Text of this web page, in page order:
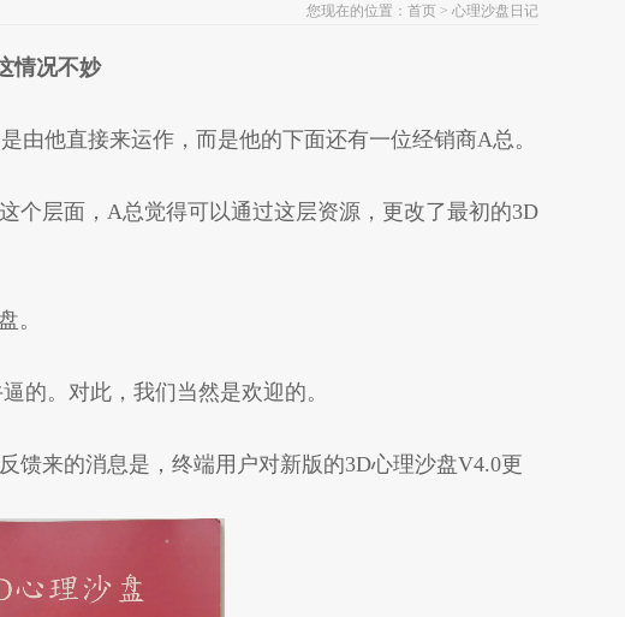
您现在的位置： 首页 > 心理沙盘日记
情况不妙
他直接来运作，而是他的下面还有一位经销商A总。
个层面，A总觉得可以通过这层资源，更改了最初的3D
。
的。对此，我们当然是欢迎的。
馈来的消息是，终端用户对新版的3D心理沙盘V4.0更